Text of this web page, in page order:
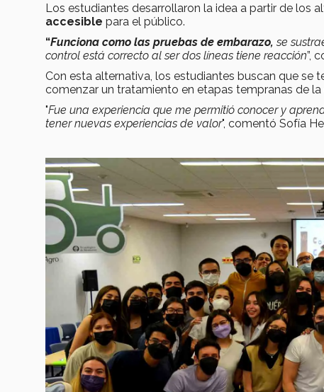
Los estudiantes desarrollaron la idea a partir de los
accesible para el público.
“Funciona como las pruebas de embarazo, se
control está correcto al ser dos líneas tiene reacción”,
Con esta alternativa, los estudiantes buscan que se
comenzar un tratamiento en etapas tempranas de la
"Fue una experiencia que me permitió conocer y
tener nuevas experiencias de valor", comentó Sofía